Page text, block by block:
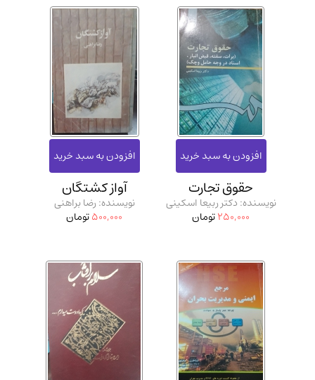
حقوق تجارت
نویسنده: دکتر ربیعا اسکینی
250,000تومان
آواز کشتگان
نویسنده: رضا براهنی
500,000تومان